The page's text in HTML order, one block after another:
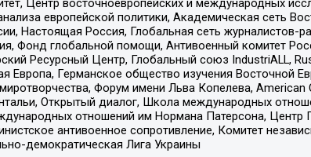
европейской политики, Академическая сеть
Настоящая Россия, Глобальная сеть журналистов-
Фонд глобальной помощи, Антивоенный комитет
Ресурсный Центр, Глобальный союз IndustriALL,
Европа, Германское общество изучения Восточной
Форум имени Льва Копелева, American
Открытый диалог, Школа международных
отношений им Нормана Патерсона,
антивоенное сопротивление, Комитет
демократическая Лига Украины